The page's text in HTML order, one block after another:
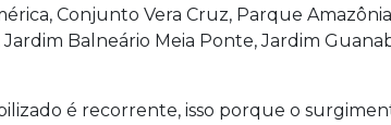
Conjunto Vera Cruz, Parque
Balneário Meia Ponte, Jardim
é recorrente, isso porque o